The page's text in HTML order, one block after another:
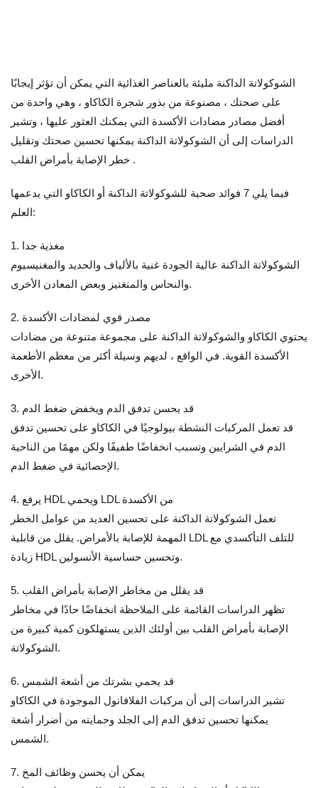
الشوكولاتة الداكنة مليئة بالعناصر الغذائية التي يمكن أن تؤثر إيجابًا
على صحتك ، مصنوعة من بذور شجرة الكاكاو ، وهي واحدة من
أفضل مصادر مضادات الأكسدة التي يمكنك العثور عليها ، وتشير
الدراسات إلى أن الشوكولاتة الداكنة يمكنها تحسين صحتك وتقليل
خطر الإصابة بأمراض القلب .
فيما يلي 7 فوائد صحية للشوكولاتة الداكنة أو الكاكاو التي يدعمها
العلم:
1. مغذية جدا
الشوكولاتة الداكنة عالية الجودة غنية بالألياف والحديد والمغنيسيوم
والنحاس والمنغنيز وبعض المعادن الأخرى.
2. مصدر قوي لمضادات الأكسدة
يحتوي الكاكاو والشوكولاتة الداكنة على مجموعة متنوعة من مضادات
الأكسدة القوية. في الواقع ، لديهم وسيلة أكثر من معظم الأطعمة
الأخرى.
3. قد يحسن تدفق الدم ويخفض ضغط الدم
قد تعمل المركبات النشطة بيولوجيًا في الكاكاو على تحسين تدفق
الدم في الشرايين وتسبب انخفاضًا طفيفًا ولكن مهمًا من الناحية
الإحصائية في ضغط الدم.
4. يرفع HDL ويحمي LDL من الأكسدة
تعمل الشوكولاتة الداكنة على تحسين العديد من عوامل الخطر
المهمة للإصابة بالأمراض. يقلل من قابلية LDL للتلف التأكسدي مع
زيادة HDL وتحسين حساسية الأنسولين.
5. قد يقلل من مخاطر الإصابة بأمراض القلب
تظهر الدراسات القائمة على الملاحظة انخفاضًا حادًا في مخاطر
الإصابة بأمراض القلب بين أولئك الذين يستهلكون كمية كبيرة من
الشوكولاتة.
6. قد يحمي بشرتك من أشعة الشمس
تشير الدراسات إلى أن مركبات الفلافانول الموجودة في الكاكاو
يمكنها تحسين تدفق الدم إلى الجلد وحمايته من أضرار أشعة
الشمس.
7. يمكن أن يحسن وظائف المخ